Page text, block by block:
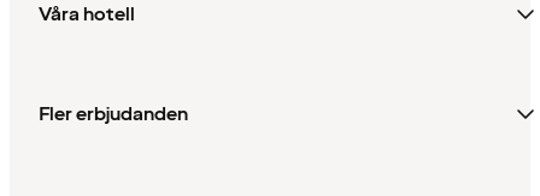
Våra hotell
Fler erbjudanden